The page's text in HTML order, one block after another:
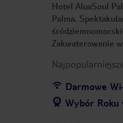
Hotel AluaSoul
Palma.
Zakwaterowanie
Darmowe
Wybór Roku